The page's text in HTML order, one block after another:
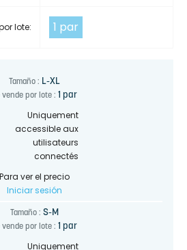
lote: 1 par
Tamaño : L-XL
vende por lote : 1 par
Uniquement
accessible aux
utilisateurs
connectés
Para ver el precio
Iniciar sesión
Tamaño : S-M
vende por lote : 1 par
Uniquement